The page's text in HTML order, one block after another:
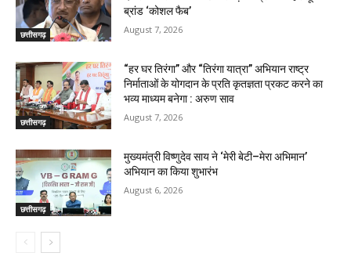
छत्तीसगढ़
ब्रांड ‘कोशल फैब’
August 7, 2026
छत्तीसगढ़
“हर घर तिरंगा” और “तिरंगा यात्रा” अभियान राष्ट्र
निर्माताओं के योगदान के प्रति कृतज्ञता प्रकट करने का
भव्य माध्यम बनेगा : अरुण साव
August 7, 2026
छत्तीसगढ़
मुख्यमंत्री विष्णुदेव साय ने ‘मेरी बेटी–मेरा अभिमान’
अभियान का किया शुभारंभ
August 6, 2026